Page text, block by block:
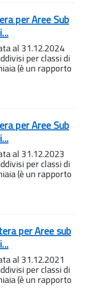
per Aree Sub
al 31.12.2024
per classi di
(è un rapporto
per Aree Sub
al 31.12.2023
per classi di
(è un rapporto
per Aree sub
al 31.12.2021
per classi di
(è un rapporto